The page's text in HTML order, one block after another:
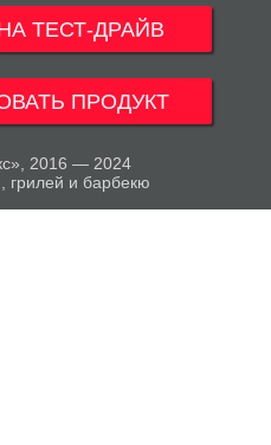
ТЕСТ-ДРАЙВ
ПРОДУКТ
2016 — 2024
грилей и барбекю